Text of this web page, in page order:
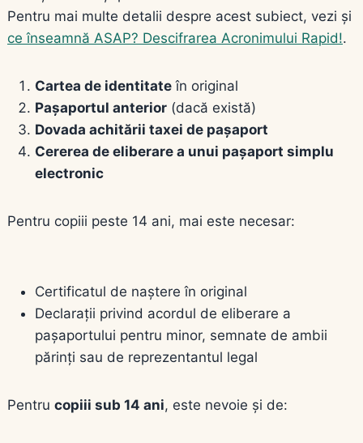
Pentru mai multe detalii despre acest subiect, vezi și
ce înseamnă ASAP? Descifrarea Acronimului Rapid!.
Cartea de identitate în original
Pașaportul anterior (dacă există)
Dovada achitării taxei de pașaport
Cererea de eliberare a unui pașaport simplu
electronic
Pentru copiii peste 14 ani, mai este necesar:
Certificatul de naștere în original
Declarații privind acordul de eliberare a
pașaportului pentru minor, semnate de ambii
părinți sau de reprezentantul legal
Pentru copiii sub 14 ani, este nevoie și de: